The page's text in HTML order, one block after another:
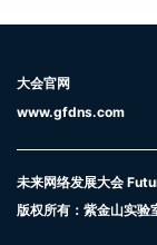
大会官网
www.gfdns.com
未来网络发展大会
版权所有：紫金山实验